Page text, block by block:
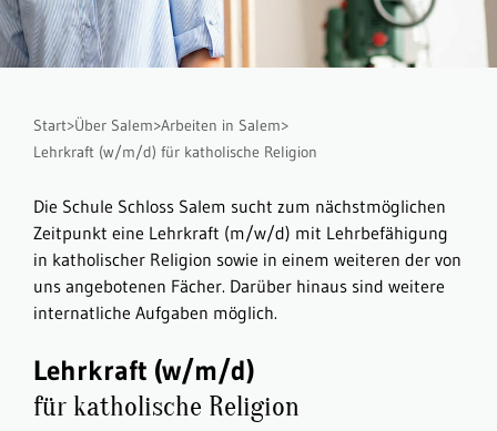
Start>Über Salem>Arbeiten in Salem>
Lehrkraft (w/m/d) für katholische Religion
Die Schule Schloss Salem sucht zum nächstmöglichen
Zeitpunkt eine Lehrkraft (m/w/d) mit Lehrbefähigung
in katholischer Religion sowie in einem weiteren der von
uns angebotenen Fächer. Darüber hinaus sind weitere
internatliche Aufgaben möglich.
Lehrkraft (w/m/d)
für katholische Religion